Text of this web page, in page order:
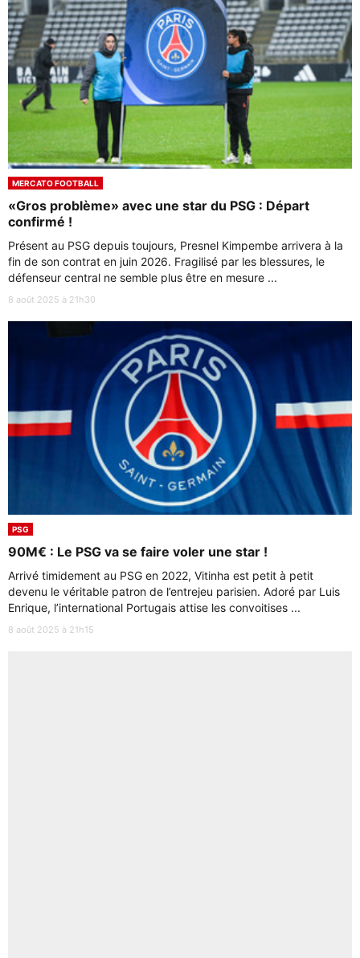
MERCATO FOOTBALL
«Gros problème» avec une star du PSG : Départ
confirmé !
Présent au PSG depuis toujours, Presnel Kimpembe arrivera à la
fin de son contrat en juin 2026. Fragilisé par les blessures, le
défenseur central ne semble plus être en mesure ...
8 août 2025 à 21h30
PSG
90M€ : Le PSG va se faire voler une star !
Arrivé timidement au PSG en 2022, Vitinha est petit à petit
devenu le véritable patron de l’entrejeu parisien. Adoré par Luis
Enrique, l’international Portugais attise les convoitises ...
8 août 2025 à 21h15